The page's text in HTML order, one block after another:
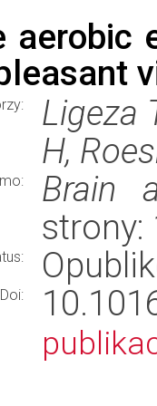
aerobic
Ligeza
H,
Brain
strony:
Doi: